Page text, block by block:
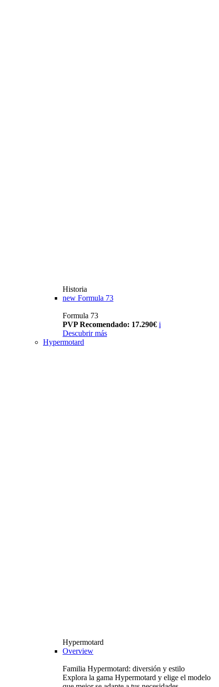
Historia
new Formula 73
Formula 73
PVP Recomendado: 17.290€ i
Descubrir más
Hypermotard
Hypermotard
Overview
Familia Hypermotard: diversión y estilo
Explora la gama Hypermotard y elige el modelo